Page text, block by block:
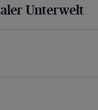
Unterwelt